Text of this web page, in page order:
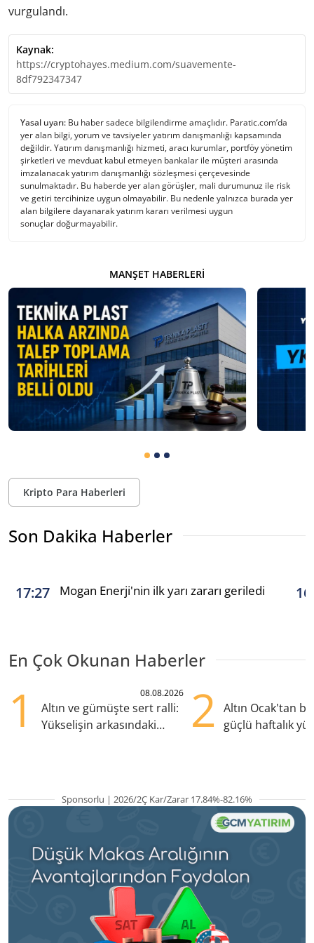
vurgulandı.
Kaynak:
https://cryptohayes.medium.com/suavemente-
8df792347347
Yasal uyarı: Bu haber sadece bilgilendirme amaçlıdır. Paratic.com’da
yer alan bilgi, yorum ve tavsiyeler yatırım danışmanlığı kapsamında
değildir. Yatırım danışmanlığı hizmeti, aracı kurumlar, portföy yönetim
şirketleri ve mevduat kabul etmeyen bankalar ile müşteri arasında
imzalanacak yatırım danışmanlığı sözleşmesi çerçevesinde
sunulmaktadır. Bu haberde yer alan görüşler, mali durumunuz ile risk
ve getiri tercihinize uygun olmayabilir. Bu nedenle yalnızca burada yer
alan bilgilere dayanarak yatırım kararı verilmesi uygun
sonuçlar doğurmayabilir.
MANŞET HABERLERI
Kripto Para Haberleri
Son Dakika Haberler
17:27 Mogan Enerji'nin ilk yarı zararı geriledi
En Çok Okunan Haberler
1 08.08.2026
Altın ve gümüşte sert ralli:
Yükselişin arkasındaki
2
Altın Ocak'tan
güçlü haftalık
Sponsorlu | 2026/2Ç Kar/Zarar 17.84%-82.16%